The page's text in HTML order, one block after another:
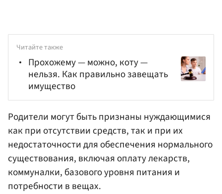
Читайте также
Прохожему — можно, коту —
нельзя. Как правильно завещать
имущество
Родители могут быть признаны нуждающимися
как при отсутствии средств, так и при их
недостаточности для обеспечения нормального
существования, включая оплату лекарств,
коммуналки, базового уровня питания и
потребности в вещах.